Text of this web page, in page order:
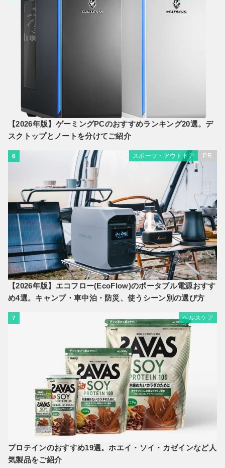
【2026年版】ゲーミングPCのおすすめランキング20選。デ
スクトップとノートを分けてご紹介
6 スポーツ・アウトドア PR
【2026年版】エコフロー(EcoFlow)のポータブル電源おすす
め4選。キャンプ・車中泊・防災、使うシーン別の選び方
7 ヘルスケア
プロテインのおすすめ19選。ホエイ・ソイ・カゼインなど人
気製品をご紹介